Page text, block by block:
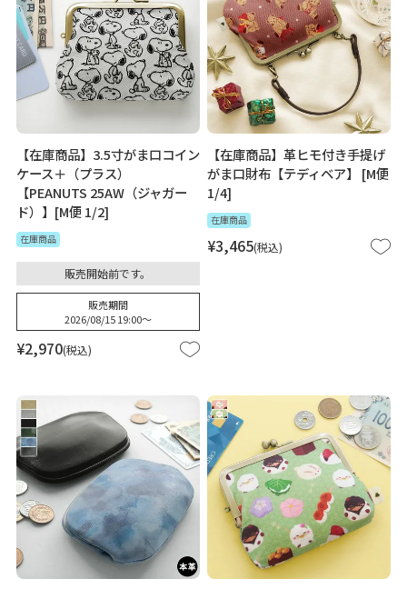
【在庫商品】3.5寸がま口コイン
ケース＋（プラス）
【PEANUTS 25AW（ジャガー
ド）】[M便 1/2]
在庫商品
¥2,970 税込
販売開始前です。
販売期間
2026/08/15 19:00〜
【在庫商品】革ヒモ付き手提げ
がま口財布【テディベア】 [M便
1/4]
在庫商品
¥3,465 税込